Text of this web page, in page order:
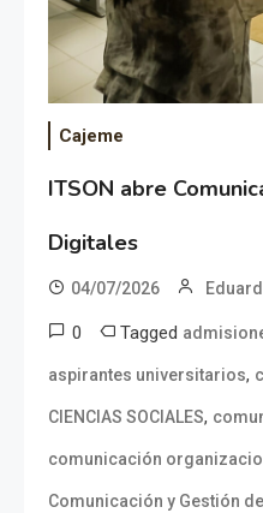
Cajeme
ITSON abre
Digitales
04/07/2026
0 Tagged
aspirantes universitarios,
CIENCIAS SOCIALES,
comunicación
Comunicación y Gestión